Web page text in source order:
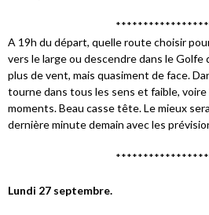
A 19h du départ, quelle route choisir
vers le large ou descendre dans le Golfe
plus de vent, mais quasiment de face.
tourne dans tous les sens et faible,
moments. Beau casse tête. Le mieux
dernière minute demain avec les
Lundi 27 septembre.